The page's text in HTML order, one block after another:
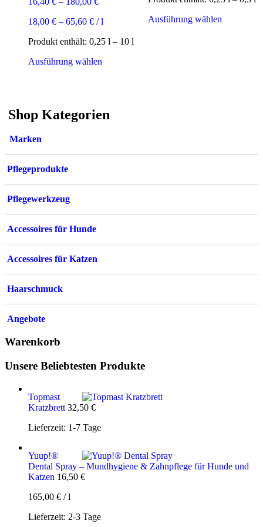
18,00 € – 65,60 € /l
Produkt enthält: 0,25 l – 10 l
Ausführung wählen
auf.
auf
gewählt
Ausführung wählenDieses
werden
Shop Kategorien
Marken
Pflegeprodukte
Pflegewerkzeug
Accessoires für Hunde
Accessoires für Katzen
Haarschmuck
Angebote
Warenkorb
Unsere Beliebtesten Produkte
Topmast
Kratzbrett 32,50 €
Lieferzeit: 1-7 Tage
Yuup!®
Dental Spray – Mundhygiene & Zahnpflege für Hunde und
Katzen 16,50 €
165,00 € /l
Lieferzeit: 2-3 Tage